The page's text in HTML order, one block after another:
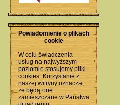
Powiadomienie o plikach
cookie
W celu świadczenia
usług na najwyższym
poziomie stosujemy pliki
cookies. Korzystanie z
naszej witryny oznacza,
że będą one
zamieszczane w Państwa